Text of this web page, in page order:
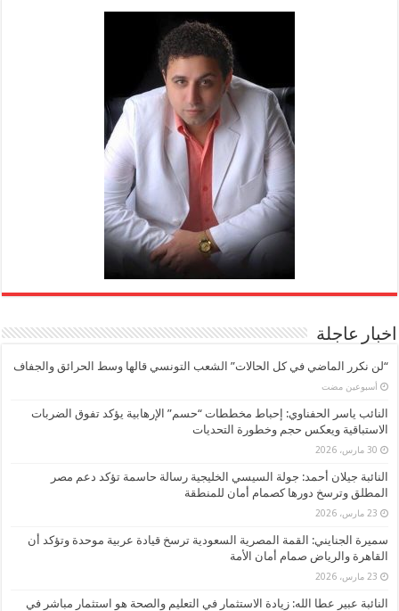
اخبار عاجلة
“لن نكرر الماضي في كل الحالات” الشعب التونسي قالها وسط الحرائق والجفاف
‏أسبوعين مضت
النائب ياسر الحفناوي: إحباط مخططات “حسم” الإرهابية يؤكد تفوق الضربات
الاستباقية ويعكس حجم وخطورة التحديات
30 مارس، 2026
النائبة جيلان أحمد: جولة السيسي الخليجية رسالة حاسمة تؤكد دعم مصر
المطلق وترسخ دورها كصمام أمان للمنطقة
23 مارس، 2026
سميرة الجنايني: القمة المصرية السعودية ترسخ قيادة عربية موحدة وتؤكد أن
القاهرة والرياض صمام أمان الأمة
23 مارس، 2026
النائبة عبير عطا الله: زيادة الاستثمار في التعليم والصحة هو استثمار مباشر في